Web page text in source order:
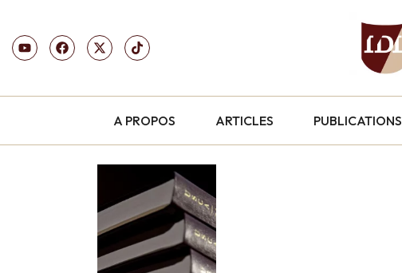
A PROPOS ARTICLES PUBLICATIONS